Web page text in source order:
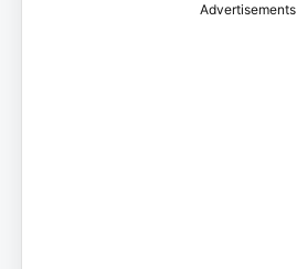
Advertisements